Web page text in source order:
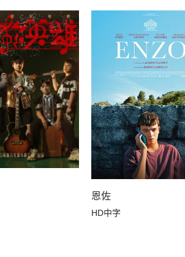
恩佐
HD中字